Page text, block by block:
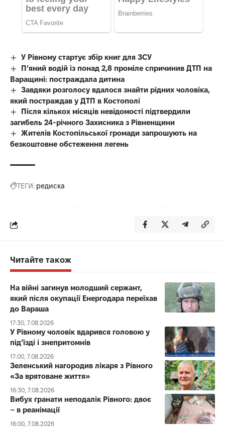
У Рівному стартує збір книг для ЗСУ
П’яний водій із понад 2,8 проміле спричинив ДТП на
Варащині: постраждала дитина
Завдяки розголосу вдалося знайти рідних чоловіка,
який постраждав у ДТП в Костополі
Після кількох місяців невідомості підтвердили
загибель 24-річного Захисника з Рівненщини
Жителів Костопільської громади запрошують на
безкоштовне обстеження легень
ТЕГИ: редиска
Читайте також
На війні загинув молодший сержант,
який після окупації Енергодара переїхав
до Вараша
17:30, 7.08.2026
У Рівному чоловік вдарився головою у
під’їзді і знепритомнів
17:00, 7.08.2026
Зеленський нагородив лікаря з Рівного
«За врятоване життя»
16:30, 7.08.2026
Вибух гранати неподалік Рівного: двоє
– в реанімації
16:00, 7.08.2026